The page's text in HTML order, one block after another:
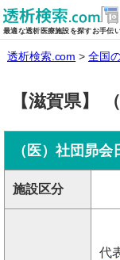
最適な透析医療施設を探すお手伝
透析検索.com 全国
【滋賀県】
（医）社団昴
施設区分
代